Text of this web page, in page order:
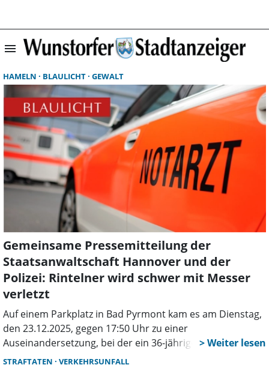
menu
HAMELN BLAULICHT GEWALT
Gemeinsame Pressemitteilung der
Staatsanwaltschaft Hannover und der
Polizei: Rintelner wird schwer mit Messer
verletzt
Auf einem Parkplatz in Bad Pyrmont kam es am Dienstag,
den 23.12.2025, gegen 17:50 Uhr zu einer
Auseinandersetzung, bei der ein 36-jähriger Mann aus
Rinteln mit einem Messer verletzt wurde.
STRAFTATEN VERKEHRSUNFALL